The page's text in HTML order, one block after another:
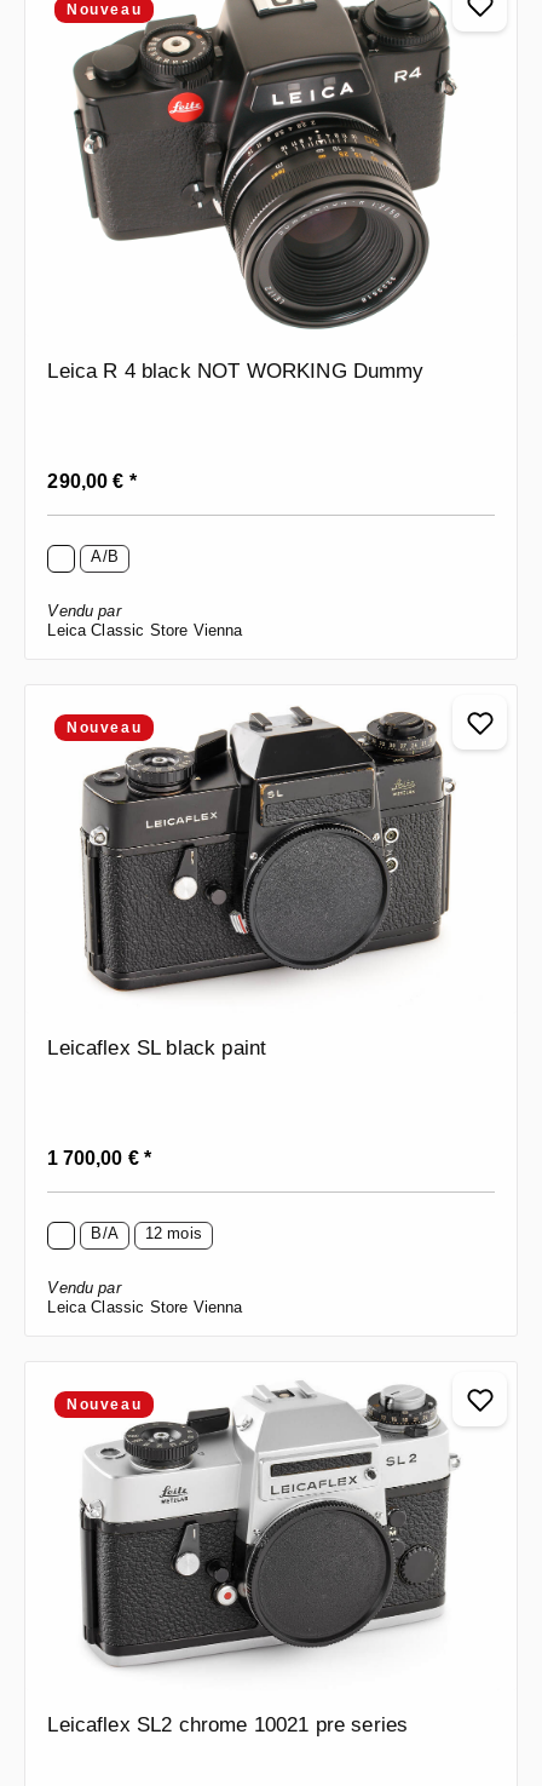
Nouveau
Leica R 4 black NOT WORKING Dummy
Prix régulier :
290,00 € *
A/B
Vendu par
Leica Classic Store Vienna
Nouveau
Leicaflex SL black paint
Prix régulier :
1 700,00 € *
B/A 12 mois
Vendu par
Leica Classic Store Vienna
Nouveau
Leicaflex SL2 chrome 10021 pre series